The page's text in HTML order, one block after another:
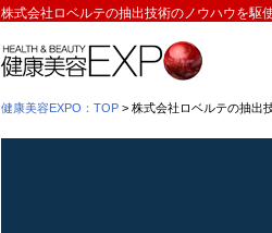
株式会社ロベルテの抽出技術のノウハウを駆
健康美容EXPO：TOP > 株式会社ロベルテの抽出